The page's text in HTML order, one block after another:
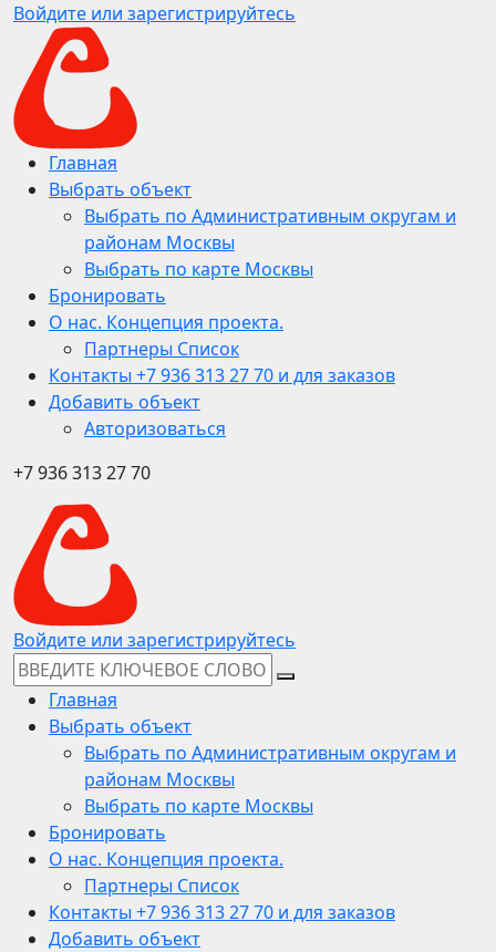
Войдите или зарегистрируйтесь
Главная
Выбрать объект
Выбрать по Административным округам и
районам Москвы
Выбрать по карте Москвы
Бронировать
О нас. Концепция проекта.
Партнеры Список
Контакты +7 936 313 27 70 и для заказов
Добавить объект
Авторизоваться
+7 936 313 27 70
Войдите или зарегистрируйтесь
Главная
Выбрать объект
Выбрать по Административным округам и
районам Москвы
Выбрать по карте Москвы
Бронировать
О нас. Концепция проекта.
Партнеры Список
Контакты +7 936 313 27 70 и для заказов
Добавить объект